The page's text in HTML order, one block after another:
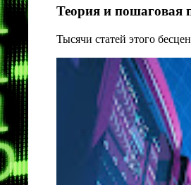
Теория и пошаговая
Тысячи статей этого